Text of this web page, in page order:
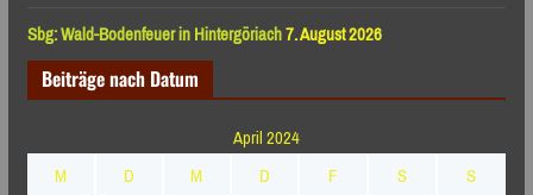
Sbg: Wald-Bodenfeuer in Hintergöriach7. August 2026
Beiträge nach Datum
April 2024
M
D M D F S
S